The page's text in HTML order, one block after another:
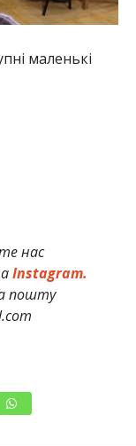
маленькі
нас
Instagram.
пошту